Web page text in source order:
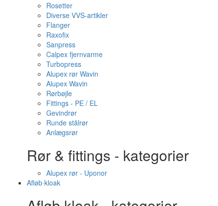
Rosetter
Diverse VVS-artikler
Flanger
Raxofix
Sanpress
Calpex fjernvarme
Turbopress
Alupex rør Wavin
Alupex Wavin
Rørbøjle
Fittings - PE / EL
Gevindrør
Runde stålrør
Anlægsrør
Rør & fittings - kategorier
Alupex rør - Uponor
Afløb·kloak